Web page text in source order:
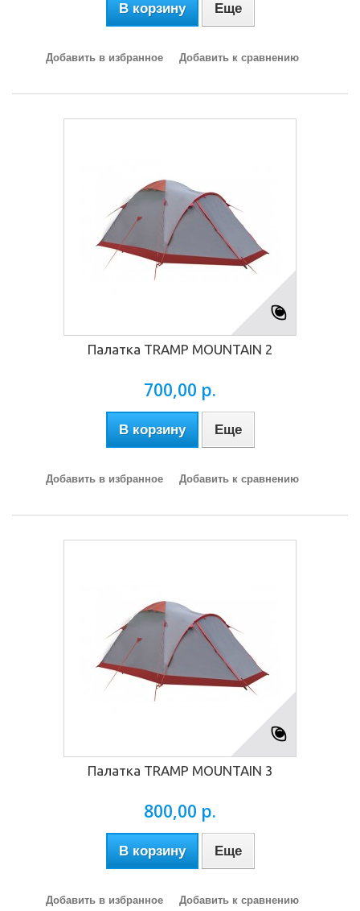
В корзину Еще
Добавить в избранное Добавить к сравнению
Палатка TRAMP MOUNTAIN 2
700,00 р.
В корзину Еще
Добавить в избранное Добавить к сравнению
Палатка TRAMP MOUNTAIN 3
800,00 р.
В корзину Еще
Добавить в избранное Добавить к сравнению